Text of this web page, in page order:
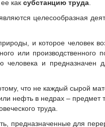
как субстанцию труда
целесообразная
и которое человек
или производственного
человека и предназначен
что не каждый сырой
нефть в недрах – предмет
труда.
предназначенные для